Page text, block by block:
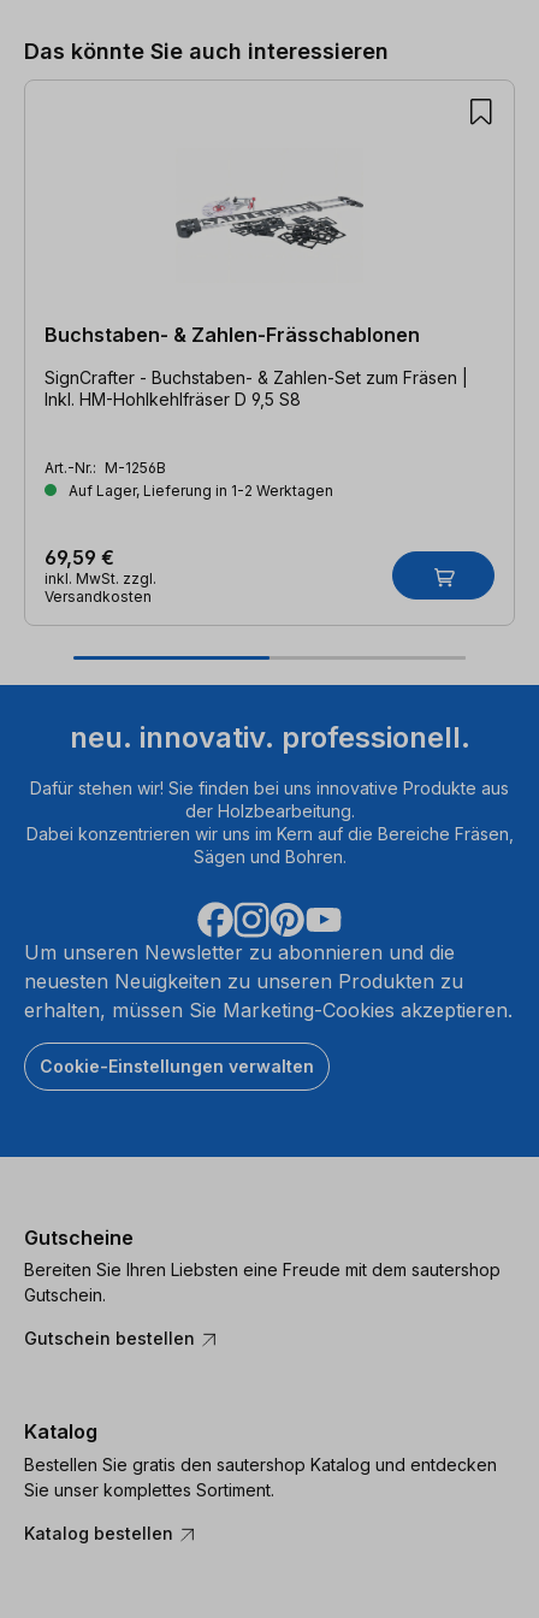
Das könnte Sie auch interessieren
Buchstaben- & Zahlen-Frässchablonen
SignCrafter - Buchstaben- & Zahlen-Set zum Fräsen |
Inkl. HM-Hohlkehlfräser D 9,5 S8
Art.-Nr.: M-1256B
Auf Lager, Lieferung in 1-2 Werktagen
69,59 €
inkl. MwSt. zzgl.
Versandkosten
neu. innovativ. professionell.
Dafür stehen wir! Sie finden bei uns innovative Produkte aus
der Holzbearbeitung.
Dabei konzentrieren wir uns im Kern auf die Bereiche Fräsen,
Sägen und Bohren.
Um unseren Newsletter zu abonnieren und die
neuesten Neuigkeiten zu unseren Produkten zu
erhalten, müssen Sie Marketing-Cookies akzeptieren.
Cookie-Einstellungen verwalten
Gutscheine
Bereiten Sie Ihren Liebsten eine Freude mit dem sautershop
Gutschein.
Gutschein bestellen
Katalog
Bestellen Sie gratis den sautershop Katalog und entdecken
Sie unser komplettes Sortiment.
Katalog bestellen